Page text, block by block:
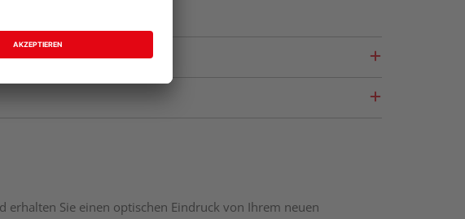
erhalten Sie einen optischen Eindruck von Ihrem neuen